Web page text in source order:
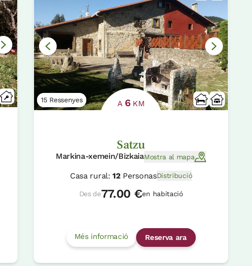
15 Ressenyes A 6KM
Satzu
Markina-xemein/BizkaiaMostra al mapa
Casa rural:12 PersonasDistribució
Des de77.00 €en habitació
Més informació Reserva ara